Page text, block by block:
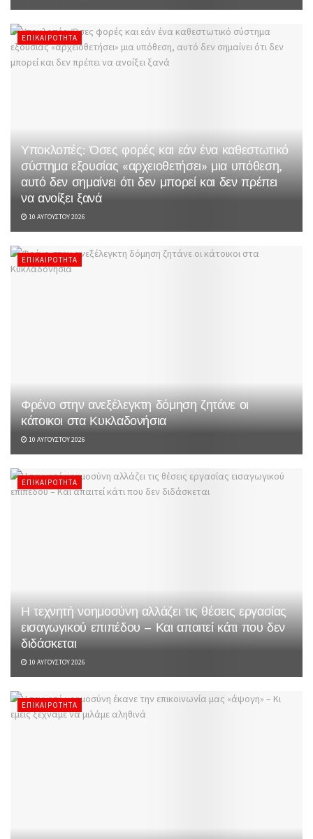
ΕΠΙΚΑΙΡΌΤΗΤΑ
Υποκλοπές: Όσες φορές και εάν ένα καθεστωτικό
σύστημα εξουσίας «αρχειοθετήσει» μια υπόθεση,
αυτό δεν σημαίνει ότι δεν μπορεί και δεν πρέπει
να ανοίξει ξανά
10 ΑΥΓΟΎΣΤΟΥ 2026
ΕΠΙΚΑΙΡΌΤΗΤΑ
Φρένο στην ανεξέλεγκτη δόμηση ζητάνε οι
κάτοικοι στα Κυκλαδονήσια
10 ΑΥΓΟΎΣΤΟΥ 2026
ΕΠΙΚΑΙΡΌΤΗΤΑ
Η τεχνητή νοημοσύνη αλλάζει τις θέσεις εργασίας
εισαγωγικού επιπέδου – Και απαιτεί κάτι που δεν
διδάσκεται
10 ΑΥΓΟΎΣΤΟΥ 2026
ΕΠΙΚΑΙΡΌΤΗΤΑ